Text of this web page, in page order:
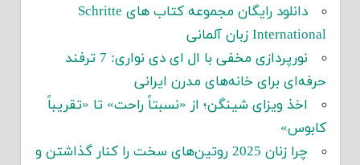
دانلود رایگان مجموعه کتاب های Schritte
International زبان آلمانی
نورپردازی مخفی با ال ای دی نواری: 7 ترفند
حرفه‌ای برای خانه‌های مدرن ایرانی
اخذ ویزای شینگن؛ از «نسبتاً راحت» تا «تقریباً
کابوس»
چرا زنان 2025 روتین‌های سخت را کنار گذاشتن و